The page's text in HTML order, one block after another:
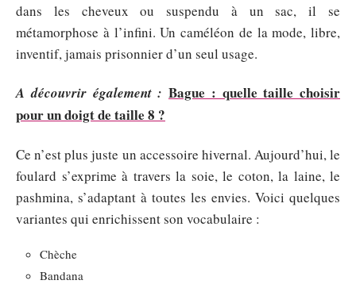
dans les cheveux ou suspendu à un sac, il se
métamorphose à l’infini. Un caméléon de la mode, libre,
inventif, jamais prisonnier d’un seul usage.
A découvrir également : Bague : quelle taille choisir
pour un doigt de taille 8 ?
Ce n’est plus juste un accessoire hivernal. Aujourd’hui, le
foulard s’exprime à travers la soie, le coton, la laine, le
pashmina, s’adaptant à toutes les envies. Voici quelques
variantes qui enrichissent son vocabulaire :
Chèche
Bandana